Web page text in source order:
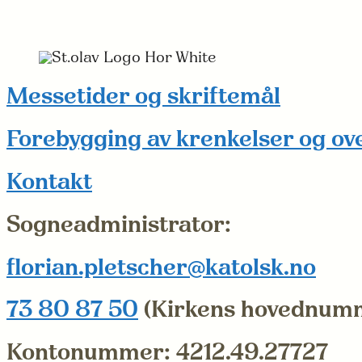
Messetider og skriftemål
Forebygging av krenkelser og
Kontakt
Sogneadministrator:
florian.pletscher@katolsk.no
73 80 87 50 (Kirkens
Kontonummer: 4212.49.27727